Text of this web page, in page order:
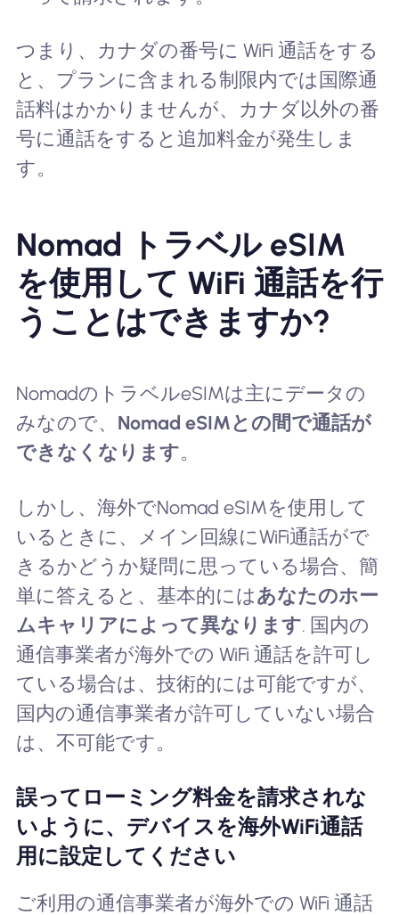
つまり、カナダの番号に WiFi 通話をする
と、プランに含まれる制限内では国際通
話料はかかりませんが、カナダ以外の番
号に通話をすると追加料金が発生しま
す。
Nomad トラベル eSIM
を使用して WiFi 通話を行
うことはできますか?
NomadのトラベルeSIMは主にデータの
みなので、 Nomad eSIMとの間で通話が
できなくなります。
しかし、海外でNomad eSIMを使用して
いるときに、メイン回線にWiFi通話がで
きるかどうか疑問に思っている場合、簡
単に答えると、基本的にはあなたのホー
ムキャリアによって異なります. 国内の
通信事業者が海外での WiFi 通話を許可し
ている場合は、技術的には可能ですが、
国内の通信事業者が許可していない場合
は、不可能です。
誤ってローミング料金を請求されな
いように、デバイスを海外WiFi通話
用に設定してください
ご利用の通信事業者が海外での WiFi 通話